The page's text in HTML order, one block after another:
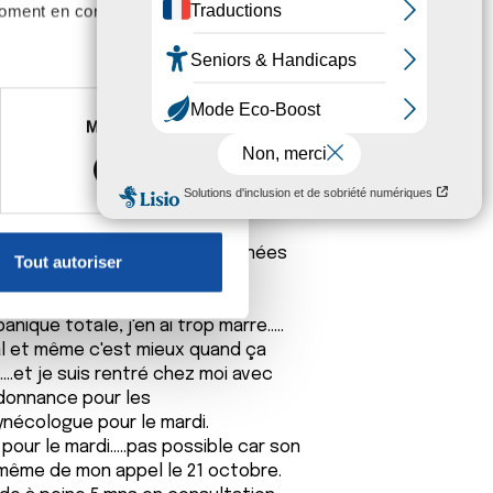
en consultant la
à plusieurs mètres près
reportez-vous à lasection «
sur les cookies.
informations que
Marketing
Tout autoriser
13 septembre car jusqu'à
vas y fonce, tu as étais opéré, les
le 23 septembre ....bref
que les résultats de la
cancer in situ...... Mon monde
une tumorectomie, la veille, j'ai eu
l'areole et le mamelon.
en arrêt de travail, les journées
totale, j'en ai trop marre.....
et même c'est mieux quand ça
je suis rentré chez moi avec
pour les
pour le mardi.
le mardi.....pas possible car son
de mon appel le 21 octobre.